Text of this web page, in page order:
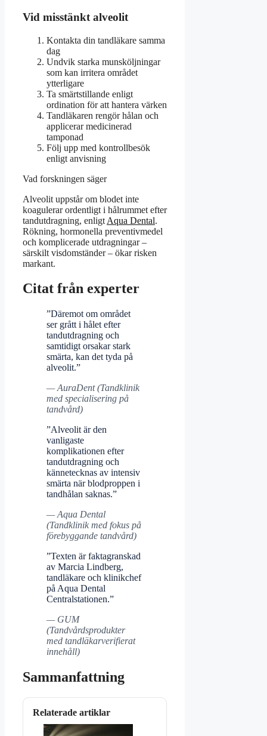
Vid misstänkt alveolit
Kontakta din tandläkare samma
dag
Undvik starka munsköljningar
som kan irritera området
ytterligare
Ta smärtstillande enligt
ordination för att hantera värken
Tandläkaren rengör hålan och
applicerar medicinerad
tamponad
Följ upp med kontrollbesök
enligt anvisning
Vad forskningen säger
Alveolit uppstår om blodet inte
koagulerar ordentligt i hålrummet efter
tandutdragning, enligt Aqua Dental.
Rökning, hormonella preventivmedel
och komplicerade utdragningar –
särskilt visdomständer – ökar risken
markant.
Citat från experter
”Däremot om området
ser grått i hålet efter
tandutdragning och
samtidigt orsakar stark
smärta, kan det tyda på
alveolit.”
— AuraDent (Tandklinik
med specialisering på
tandvård)
”Alveolit är den
vanligaste
komplikationen efter
tandutdragning och
kännetecknas av intensiv
smärta när blodproppen i
tandhålan saknas.”
— Aqua Dental
(Tandklinik med fokus på
förebyggande tandvård)
”Texten är faktagranskad
av Marcia Lindberg,
tandläkare och klinikchef
på Aqua Dental
Centralstationen.”
— GUM
(Tandvårdsprodukter
med tandläkarverifierat
innehåll)
Sammanfattning
Relaterade artiklar